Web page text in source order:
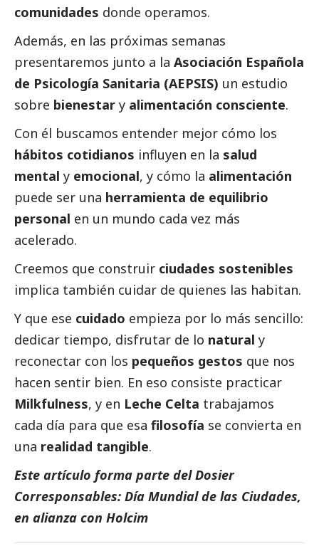
comunidades donde operamos.
Además, en las próximas semanas
presentaremos junto a la Asociación Española
de Psicología Sanitaria (AEPSIS) un estudio
sobre bienestar y alimentación consciente.
Con él buscamos entender mejor cómo los
hábitos cotidianos influyen en la salud
mental y emocional, y cómo la alimentación
puede ser una herramienta de equilibrio
personal en un mundo cada vez más
acelerado.
Creemos que construir ciudades sostenibles
implica también cuidar de quienes las habitan.
Y que ese cuidado empieza por lo más sencillo:
dedicar tiempo, disfrutar de lo natural y
reconectar con los pequeños gestos que nos
hacen sentir bien. En eso consiste practicar
Milkfulness, y en Leche Celta trabajamos
cada día para que esa filosofía se convierta en
una realidad tangible.
Este artículo forma parte del Dosier
Corresponsables: Día Mundial de las Ciudades,
en alianza con Holcim